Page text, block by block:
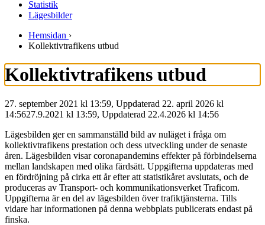
Statistik
Lägesbilder
Hemsidan ›
Kollektivtrafikens utbud
Kollektivtrafikens utbud
27. september 2021 kl 13:59, Uppdaterad 22. april 2026 kl
14:5627.9.2021 kl 13:59, Uppdaterad 22.4.2026 kl 14:56
Lägesbilden ger en sammanställd bild av nuläget i fråga om
kollektivtrafikens prestation och dess utveckling under de senaste
åren. Lägesbilden visar coronapandemins effekter på förbindelserna
mellan landskapen med olika färdsätt. Uppgifterna uppdateras med
en fördröjning på cirka ett år efter att statistikåret avslutats, och de
produceras av Transport- och kommunikationsverket Traficom.
Uppgifterna är en del av lägesbilden över trafiktjänsterna. Tills
vidare har informationen på denna webbplats publicerats endast på
finska.